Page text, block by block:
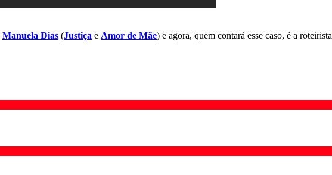
Manuela Dias (Justiça e Amor de Mãe) e agora, quem contará esse caso, é a roteirista